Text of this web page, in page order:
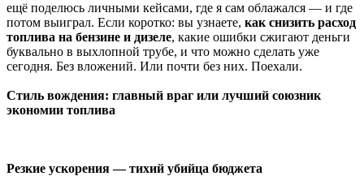
ещё поделюсь личными кейсами, где я сам облажался — и где
потом выиграл. Если коротко: вы узнаете, как снизить расход
топлива на бензине и дизеле, какие ошибки сжигают деньги
буквально в выхлопной трубе, и что можно сделать уже
сегодня. Без вложений. Или почти без них. Поехали.
Стиль вождения: главный враг или лучший союзник
экономии топлива
Резкие ускорения — тихий убийца бюджета